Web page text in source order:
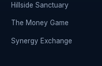
Hillside Sanctuary
The Money Game
Synergy Exchange